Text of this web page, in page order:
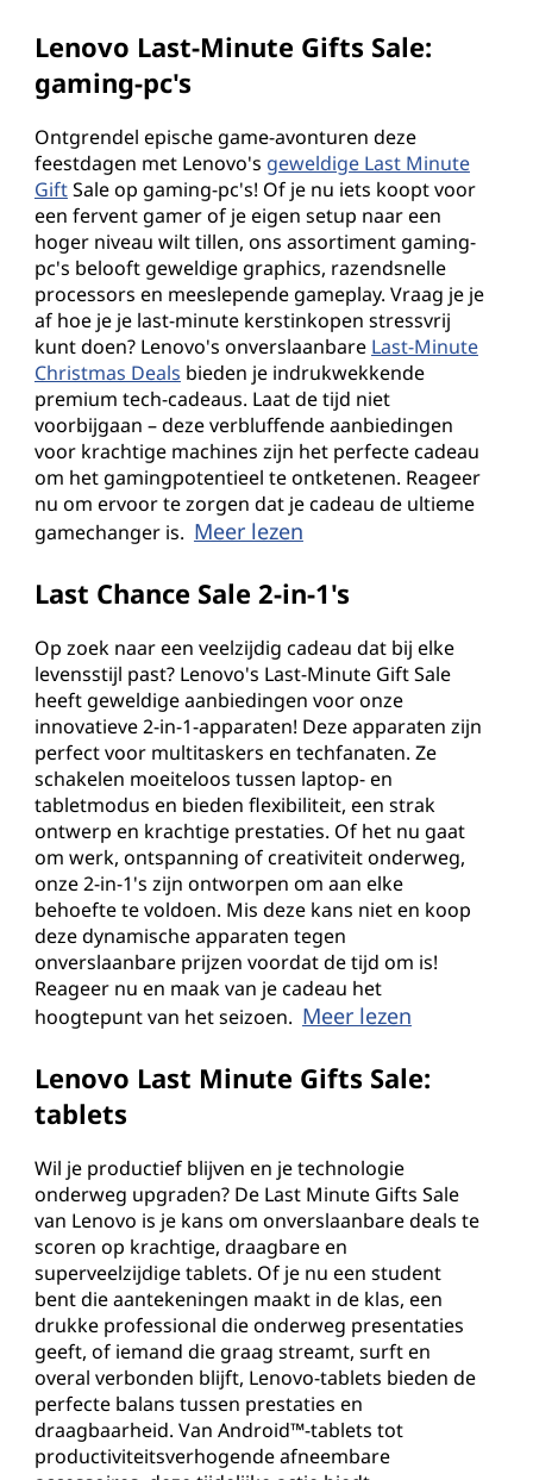
Lenovo Last-Minute Gifts Sale:
gaming-pc's
Ontgrendel epische game-avonturen deze
feestdagen met Lenovo's geweldige Last Minute
GiftSale op gaming-pc's! Of je nu iets koopt voor
een fervent gamer of je eigen setup naar een
hoger niveau wilt tillen, ons assortiment gaming-
pc's belooft geweldige graphics, razendsnelle
processors en meeslepende gameplay. Vraag je je
af hoe je je last-minute kerstinkopen stressvrij
kunt doen? Lenovo's onverslaanbare Last-Minute
Christmas Deals bieden je indrukwekkende
premium tech-cadeaus. Laat de tijd niet
voorbijgaan – deze verbluffende aanbiedingen
voor krachtige machines zijn het perfecte cadeau
om het gamingpotentieel te ontketenen. Reageer
nu om ervoor te zorgen dat je cadeau de ultieme
gamechanger is. Meer lezen
Last Chance Sale 2-in-1's
Op zoek naar een veelzijdig cadeau dat bij elke
levensstijl past? Lenovo's Last-Minute Gift Sale
heeft geweldige aanbiedingen voor onze
innovatieve 2-in-1-apparaten! Deze apparaten zijn
perfect voor multitaskers en techfanaten. Ze
schakelen moeiteloos tussen laptop- en
tabletmodus en bieden flexibiliteit, een strak
ontwerp en krachtige prestaties. Of het nu gaat
om werk, ontspanning of creativiteit onderweg,
onze 2-in-1's zijn ontworpen om aan elke
behoefte te voldoen. Mis deze kans niet en koop
deze dynamische apparaten tegen
onverslaanbare prijzen voordat de tijd om is!
Reageer nu en maak van je cadeau het
hoogtepunt van het seizoen. Meer lezen
Lenovo Last Minute Gifts Sale:
tablets
Wil je productief blijven en je technologie
onderweg upgraden? De Last Minute Gifts Sale
van Lenovo is je kans om onverslaanbare deals te
scoren op krachtige, draagbare en
superveelzijdige tablets. Of je nu een student
bent die aantekeningen maakt in de klas, een
drukke professional die onderweg presentaties
geeft, of iemand die graag streamt, surft en
overal verbonden blijft, Lenovo-tablets bieden de
perfecte balans tussen prestaties en
draagbaarheid. Van Android™-tablets tot
productiviteitsverhogende afneembare